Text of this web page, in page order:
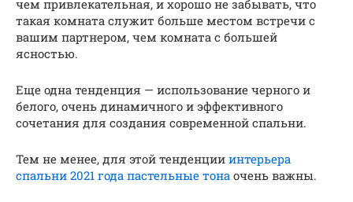
чем привлекательная, и хорошо не забывать, что
такая комната служит больше местом встречи с
вашим партнером, чем комната с большей
ясностью.
Еще одна тенденция — использование черного и
белого, очень динамичного и эффективного
сочетания для создания современной спальни.
Тем не менее, для этой тенденции интерьера
спальни 2021 года пастельные тона очень важны.